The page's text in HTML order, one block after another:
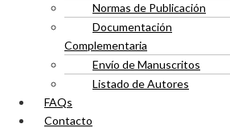
Normas de Publicación
Documentación
Complementaria
Envío de Manuscritos
Listado de Autores
FAQs
Contacto